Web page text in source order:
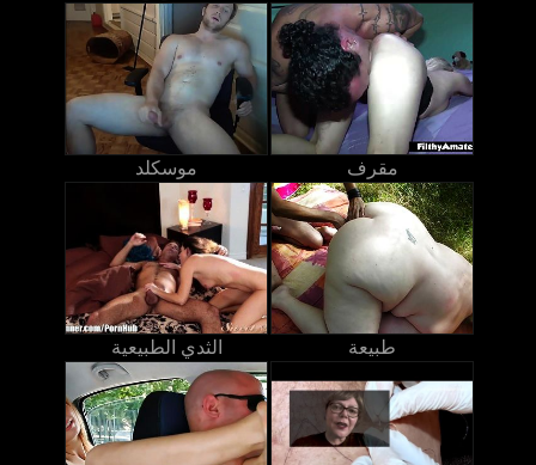
موسكلد مقرف
الثدي الطبيعية طبيعة